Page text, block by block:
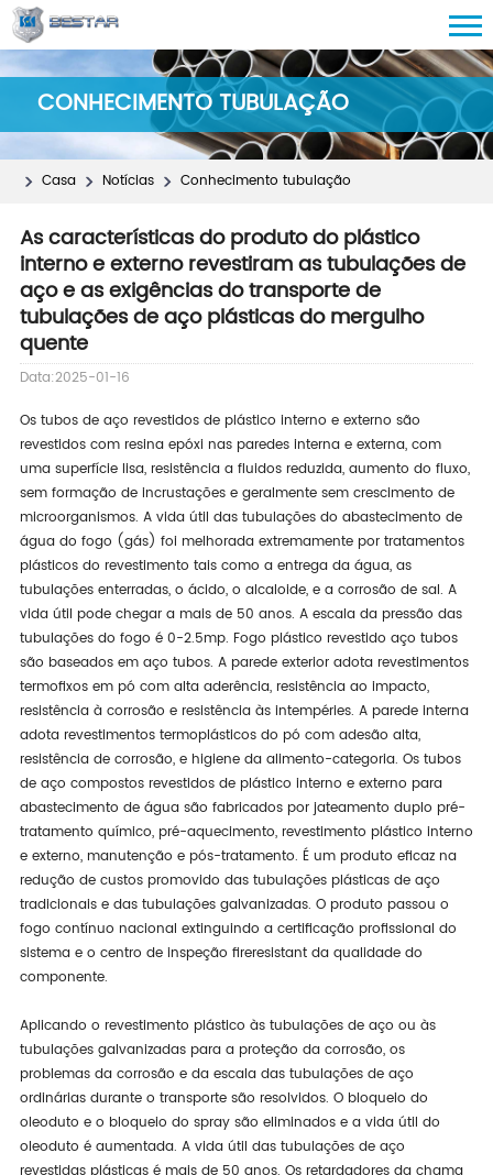
CONHECIMENTO TUBULAÇÃO
Casa Notícias Conhecimento tubulação
As características do produto do plástico
interno e externo revestiram as tubulações de
aço e as exigências do transporte de
tubulações de aço plásticas do mergulho
quente
Data:2025-01-16
Os tubos de aço revestidos de plástico interno e externo são
revestidos com resina epóxi nas paredes interna e externa, com
uma superfície lisa, resistência a fluidos reduzida, aumento do fluxo,
sem formação de incrustações e geralmente sem crescimento de
microorganismos. A vida útil das tubulações do abastecimento de
água do fogo (gás) foi melhorada extremamente por tratamentos
plásticos do revestimento tais como a entrega da água, as
tubulações enterradas, o ácido, o alcaloide, e a corrosão de sal. A
vida útil pode chegar a mais de 50 anos. A escala da pressão das
tubulações do fogo é 0-2.5mp. Fogo plástico revestido aço tubos
são baseados em aço tubos. A parede exterior adota revestimentos
termofixos em pó com alta aderência, resistência ao impacto,
resistência à corrosão e resistência às intempéries. A parede interna
adota revestimentos termoplásticos do pó com adesão alta,
resistência de corrosão, e higiene da alimento-categoria. Os tubos
de aço compostos revestidos de plástico interno e externo para
abastecimento de água são fabricados por jateamento duplo pré-
tratamento químico, pré-aquecimento, revestimento plástico interno
e externo, manutenção e pós-tratamento. É um produto eficaz na
redução de custos promovido das tubulações plásticas de aço
tradicionais e das tubulações galvanizadas. O produto passou o
fogo contínuo nacional extinguindo a certificação profissional do
sistema e o centro de inspeção fireresistant da qualidade do
componente.
Aplicando o revestimento plástico às tubulações de aço ou às
tubulações galvanizadas para a proteção da corrosão, os
problemas da corrosão e da escala das tubulações de aço
ordinárias durante o transporte são resolvidos. O bloqueio do
oleoduto e o bloqueio do spray são eliminados e a vida útil do
oleoduto é aumentada. A vida útil das tubulações de aço